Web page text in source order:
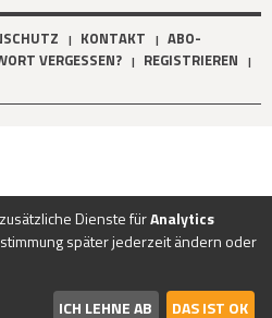
| KONTAKT | ABO-
VERGESSEN? | REGISTRIEREN |
Dienste fürAnalytics
später jederzeit ändern oder
ICH LEHNE AB DAS IST OK